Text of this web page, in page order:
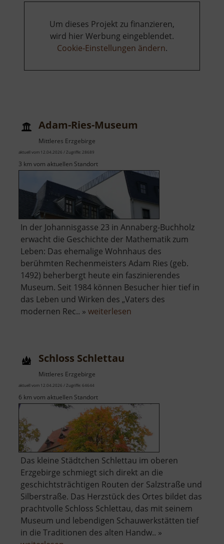
Um dieses Projekt zu finanzieren,
wird hier Werbung eingeblendet.
Cookie-Einstellungen ändern.
Adam-Ries-Museum
Mittleres Erzgebirge
aktuell vom 12.04.2026 / Zugriffe: 28689
3 km vom aktuellen Standort
In der Johannisgasse 23 in Annaberg-Buchholz
erwacht die Geschichte der Mathematik zum
Leben: Das ehemalige Wohnhaus des
berühmten Rechenmeisters Adam Ries (geb.
1492) beherbergt heute ein faszinierendes
Museum. Seit 1984 können Besucher hier tief in
das Leben und Wirken des „Vaters des
modernen Rec.. » weiterlesen
Schloss Schlettau
Mittleres Erzgebirge
aktuell vom 12.04.2026 / Zugriffe: 64644
6 km vom aktuellen Standort
Das kleine Städtchen Schlettau im oberen
Erzgebirge schmiegt sich direkt an die
geschichtsträchtigen Routen der Salzstraße und
Silberstraße. Das Herzstück des Ortes bildet das
prachtvolle Schloss Schlettau, das mit seinem
Museum und lebendigen Schauwerkstätten tief
in die Traditionen des alten Handw.. »